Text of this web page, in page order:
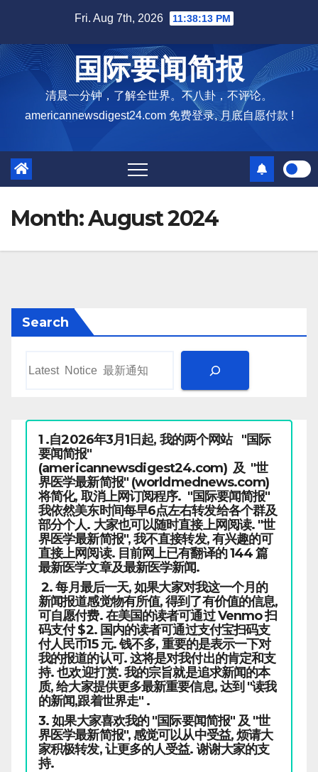
content
Fri. Aug 7th, 2026 11:38:14 PM
国际要闻简报
清晨一分钟，了解全世界。不八卦，不评论。
americannewsdigest24.com 免费登录, 月底自愿付款 !
Month:August 2024
Search
1 .自2026年3月1日起, 我的两个网站 "国际
要闻简报"
(americannewsdigest24.com) 及 "世
界医学最新简报" (worldmednews.com)
将简化, 取消上网订阅程序. "国际要闻简报"
我依然美东时间每早6点左右转发给各个群及
部分个人. 大家也可以随时直接上网阅读. "世
界医学最新简报", 我不直接转发, 有兴趣的可
直接上网阅读. 目前网上已有翻译的 144 篇
最新医学文章及最新医学新闻.
2. 每月最后一天, 如果大家对我这一个月的
新闻报道感觉物有所值, 得到了有价值的信息,
可自愿付费. 在美国的读者可通过 Venmo 扫
码支付 $2. 国内的读者可通过支付宝扫码支
付人民币15 元. 钱不多, 重要的是表示一下对
我的报道的认可. 这将是对我付出的肯定和支
持. 也欢迎打赏. 我的宗旨就是追求新闻的本
质, 给大家提供更多最新重要信息, 达到 "读我
的新闻,跟着世界走" .
3. 如果大家喜欢我的 "国际要闻简报" 及 "世
界医学最新简报", 感觉可以从中受益, 烦请大
家积极转发, 让更多的人受益. 谢谢大家的支
持.